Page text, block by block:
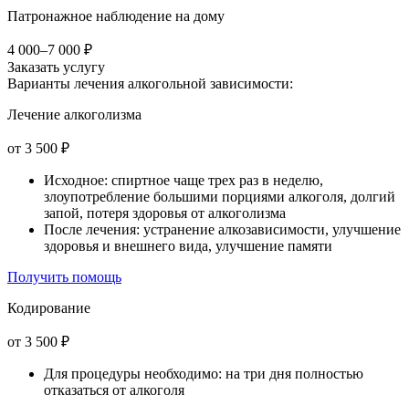
Патронажное наблюдение на дому
4 000–7 000 ₽
Заказать услугу
Варианты лечения алкогольной зависимости:
Лечение алкоголизма
от 3 500 ₽
Исходное: спиртное чаще трех раз в неделю,
злоупотребление большими порциями алкоголя, долгий
запой, потеря здоровья от алкоголизма
После лечения: устранение алкозависимости, улучшение
здоровья и внешнего вида, улучшение памяти
Получить помощь
Кодирование
от 3 500 ₽
Для процедуры необходимо: на три дня полностью
отказаться от алкоголя